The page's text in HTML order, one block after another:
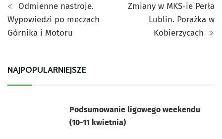
Odmienne nastroje.
Wypowiedzi po meczach
Górnika i Motoru
Zmiany w MKS-ie Perła
Lublin. Porażka w
Kobierzycach
NAJPOPULARNIEJSZE
Podsumowanie ligowego weekendu
(10-11 kwietnia)